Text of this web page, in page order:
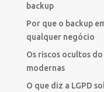
backup
Por que o backup
qualquer negócio
Os riscos ocultos
modernas
O que diz a LGPD